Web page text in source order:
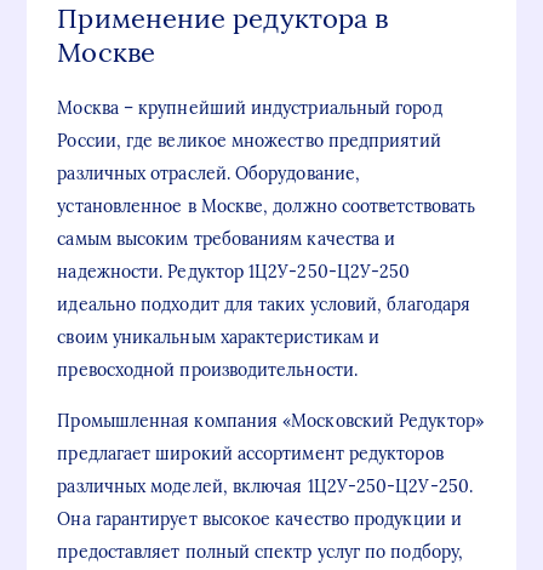
Применение редуктора в
Москве
Москва – крупнейший индустриальный город
России, где великое множество предприятий
различных отраслей. Оборудование,
установленное в Москве, должно соответствовать
самым высоким требованиям качества и
надежности. Редуктор 1Ц2У-250-Ц2У-250
идеально подходит для таких условий, благодаря
своим уникальным характеристикам и
превосходной производительности.
Промышленная компания «Московский Редуктор»
предлагает широкий ассортимент редукторов
различных моделей, включая 1Ц2У-250-Ц2У-250.
Она гарантирует высокое качество продукции и
предоставляет полный спектр услуг по подбору,